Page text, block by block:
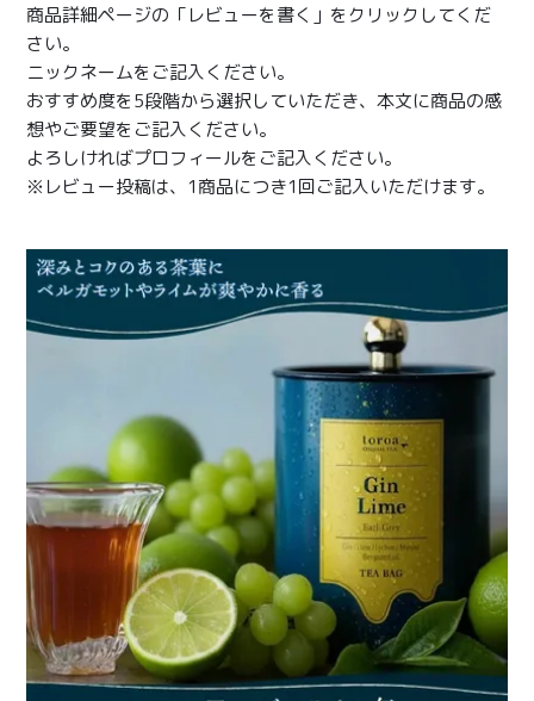
メルマガ会員様限定
toroa夏のアウトレッ
トセール
お誕生日セット
手さげ袋
季節限定
価格別
¥2,000〜¥3,999
¥6,000〜
TOP
読みもの
会社概要
お問い合わせ
商品
メンバー特典
ご利用ガイド
商品詳細ページの「レビューを書く」をクリックしてくだ
さい。
ニックネームをご記入ください。
おすすめ度を5段階から選択していただき、本文に商品の感
想やご要望をご記入ください。
よろしければプロフィールをご記入ください。
※レビュー投稿は、1商品につき1回ご記入いただけます。